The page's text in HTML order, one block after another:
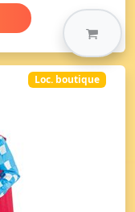
Loc. boutique